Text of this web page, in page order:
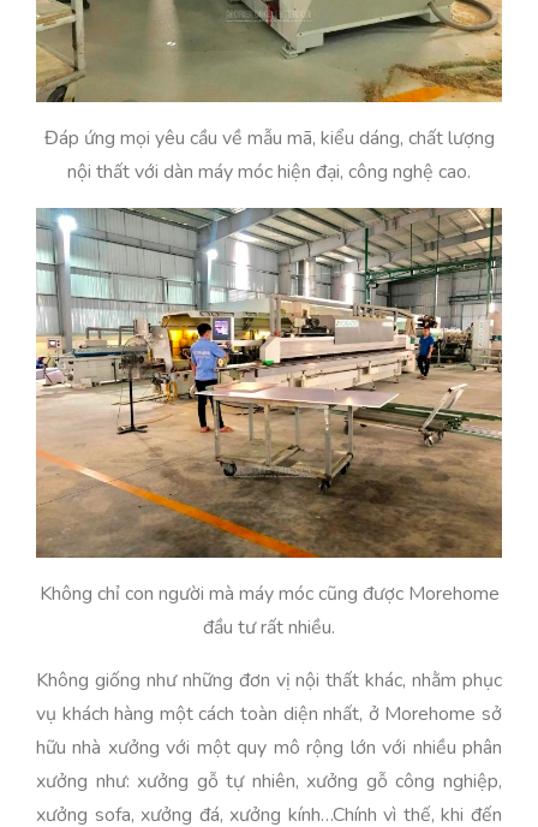
Đáp ứng mọi yêu cầu về mẫu mã, kiểu dáng, chất lượng
nội thất với dàn máy móc hiện đại, công nghệ cao.
Không chỉ con người mà máy móc cũng được Morehome
đầu tư rất nhiều.
Không giống như những đơn vị nội thất khác, nhằm phục
vụ khách hàng một cách toàn diện nhất, ở Morehome sở
hữu nhà xưởng với một quy mô rộng lớn với nhiều phân
xưởng như: xưởng gỗ tự nhiên, xưởng gỗ công nghiệp,
xưởng sofa, xưởng đá, xưởng kính…Chính vì thế, khi đến